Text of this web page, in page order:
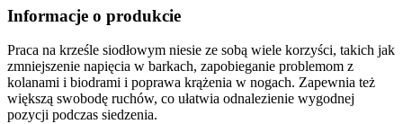
Informacje o produkcie
Praca na krześle siodłowym niesie ze sobą wiele korzyści, takich jak
zmniejszenie napięcia w barkach, zapobieganie problemom z
kolanami i biodrami i poprawa krążenia w nogach. Zapewnia też
większą swobodę ruchów, co ułatwia odnalezienie wygodnej
pozycji podczas siedzenia.